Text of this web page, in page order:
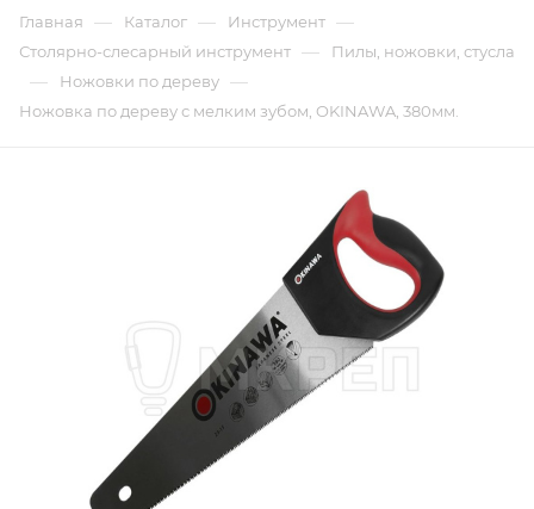
Главная — Каталог — Инструмент —
Столярно-слесарный инструмент — Пилы, ножовки, стусла
— Ножовки по дереву —
Ножовка по дереву с мелким зубом, OKINAWA, 380мм.